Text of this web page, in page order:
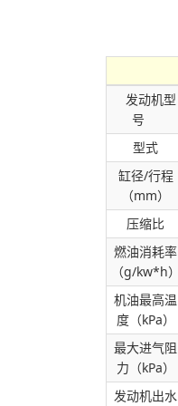
发动机型
号
型式
缸径/行程
（mm）
压缩比
燃油消耗率
（g/kw*h）
机油最高温
度（kPa）
最大进气阻
力（kPa）
发动机出水